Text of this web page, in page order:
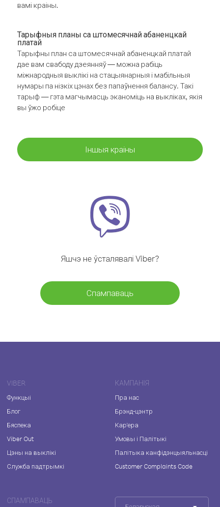
вамі краіны.
Тарыфныя планы са штомесячнай абаненцкай
платай
Тарыфны план са штомесячнай абаненцкай платай
дае вам свабоду дзеянняў — можна рабіць
міжнародныя выклікі на стацыянарныя і мабільныя
нумары па нізкіх цэнах без папаўнення балансу. Такі
тарыф — гэта магчымасць эканоміць на выкліках, якія
вы ўжо робіце
Іншыя краіны
Яшчэ не ўсталявалі Viber?
Спампаваць
VIBER
Функцыі
Блог
Бяспека
Viber Out
Цэны на выклікі
Служба падтрымкі
КАМПАНІЯ
Пра нас
Брэнд-цэнтр
Кар'ера
Умовы і Палітыкі
Палітыка канфідэнцыяльнасці
Customer Complaints Code
СПАМПАВАЦЬ